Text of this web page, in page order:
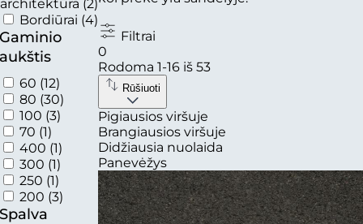
architektūra (2)
Bordiūrai (4)
Gaminio
aukštis
60 (12)
80 (30)
100 (3)
70 (1)
400 (1)
300 (1)
250 (1)
200 (3)
Spalva
Filtrai
0
Rodoma 1-16 iš 53
Rūšiuoti
Pigiausios viršuje
Brangiausios viršuje
Didžiausia nuolaida
Panevėžys